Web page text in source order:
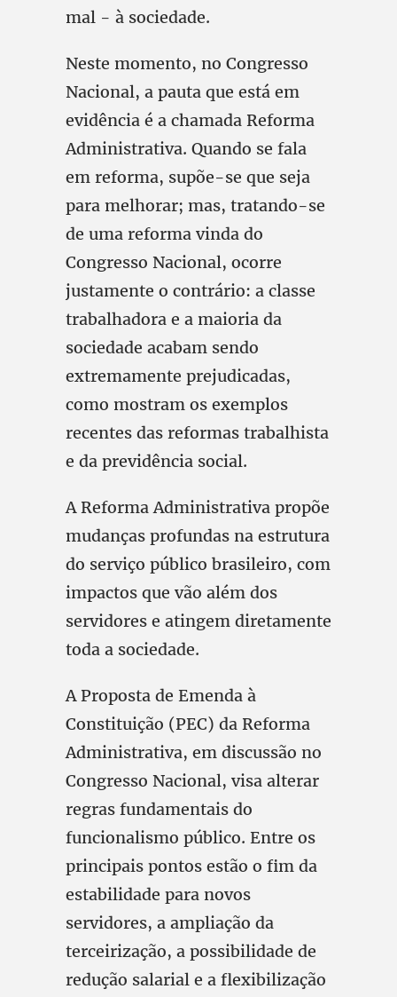
mal - à sociedade.
Neste momento, no Congresso
Nacional, a pauta que está em
evidência é a chamada Reforma
Administrativa. Quando se fala
em reforma, supõe-se que seja
para melhorar; mas, tratando-se
de uma reforma vinda do
Congresso Nacional, ocorre
justamente o contrário: a classe
trabalhadora e a maioria da
sociedade acabam sendo
extremamente prejudicadas,
como mostram os exemplos
recentes das reformas trabalhista
e da previdência social.
A Reforma Administrativa propõe
mudanças profundas na estrutura
do serviço público brasileiro, com
impactos que vão além dos
servidores e atingem diretamente
toda a sociedade.
A Proposta de Emenda à
Constituição (PEC) da Reforma
Administrativa, em discussão no
Congresso Nacional, visa alterar
regras fundamentais do
funcionalismo público. Entre os
principais pontos estão o fim da
estabilidade para novos
servidores, a ampliação da
terceirização, a possibilidade de
redução salarial e a flexibilização